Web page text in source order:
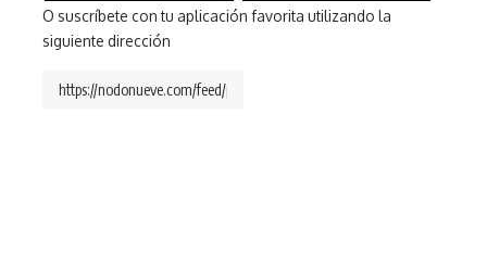
O suscríbete con tu aplicación favorita utilizando la
siguiente dirección